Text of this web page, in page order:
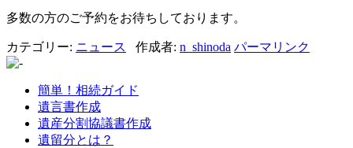
多数の方のご予約をお待ちしております。
カテゴリー: ニュース 作成者: n_shinoda パーマリンク
簡単！相続ガイド
遺言書作成
遺産分割協議書作成
遺留分とは？